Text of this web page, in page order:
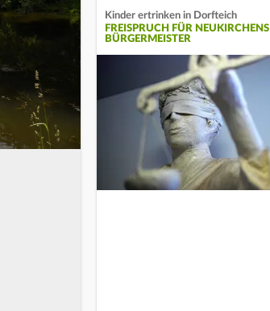
Kinder ertrinken in Dorfteich
FREISPRUCH FÜR NEUKIRCHENS
BÜRGERMEISTER